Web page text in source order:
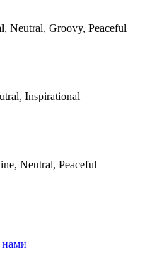
Neutral, Groovy, Peaceful
Inspirational
Neutral, Peaceful
нами